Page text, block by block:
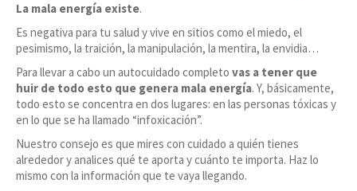
La mala energía existe.
Es negativa para tu salud y vive en sitios como el miedo, el
pesimismo, la traición, la manipulación, la mentira, la envidia…
Para llevar a cabo un autocuidado completo vas a tener que
huir de todo esto que genera mala energía. Y, básicamente,
todo esto se concentra en dos lugares: en las personas tóxicas y
en lo que se ha llamado “infoxicación”.
Nuestro consejo es que mires con cuidado a quién tienes
alrededor y analices qué te aporta y cuánto te importa. Haz lo
mismo con la información que te vaya llegando.